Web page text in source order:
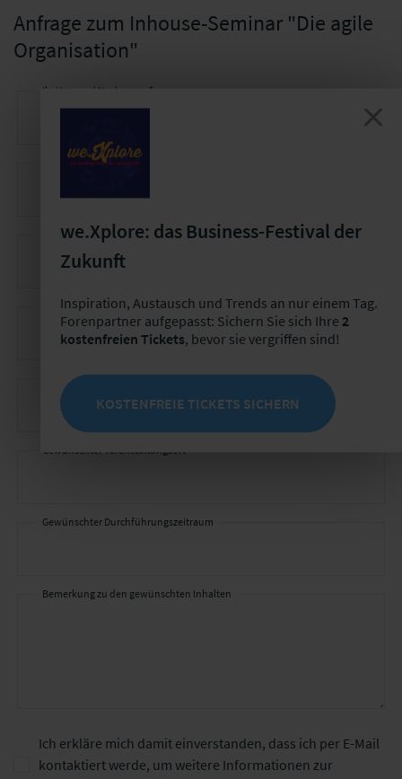
Anfrage zum Inhouse-Seminar "Die agile
Organisation"
Ihr Vor- und Nachname *
Ihr Unternehmen *
Ihre E-Mail-Adresse *
Ihre Telefonnummer
Voraussichtliche Teilnehmeranzahl
Gewünschter Veranstaltungsort
Gewünschter Durchführungszeitraum
Bemerkung zu den gewünschten Inhalten
Ich erkläre mich damit einverstanden, dass ich per E-Mail
kontaktiert werde, um weitere Informationen zur
we.Xplore: das Business-Festival der
Zukunft
Inspiration, Austausch und Trends an nur einem Tag.
Forenpartner aufgepasst: Sichern Sie sich Ihre 2
kostenfreien Tickets, bevor sie vergriffen sind!
KOSTENFREIE TICKETS SICHERN